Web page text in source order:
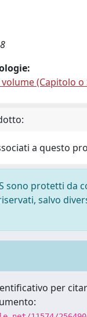
(Capitolo o
a questo
sono protetti da
salvo
per